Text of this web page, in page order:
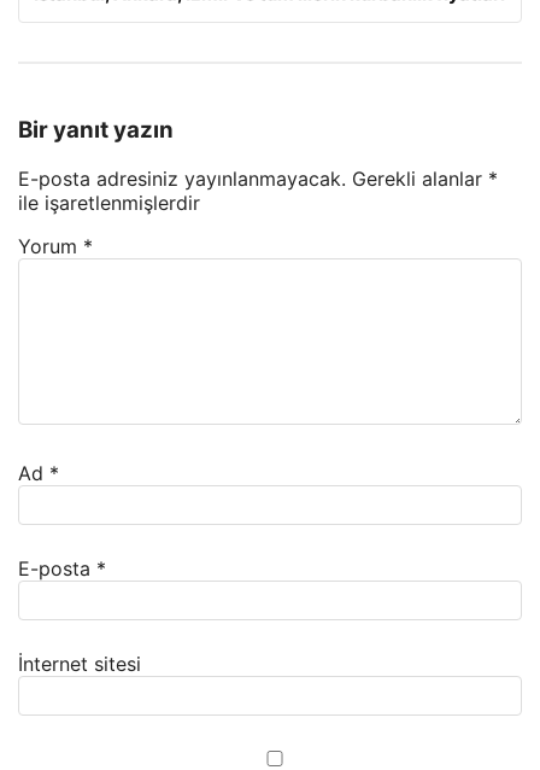
Bir yanıt yazın
E-posta adresiniz yayınlanmayacak. Gerekli alanlar *
ile işaretlenmişlerdir
Yorum *
Ad *
E-posta *
İnternet sitesi